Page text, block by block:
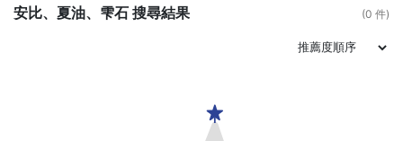
安比、夏油、雫石 搜尋結果 (0 件)